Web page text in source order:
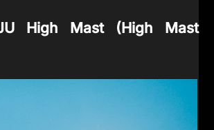
High Mast (High Mast